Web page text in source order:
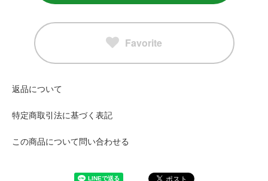
Favorite
返品について
特定商取引法に基づく表記
この商品について問い合わせる